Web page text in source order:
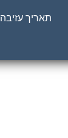
תאריך עזיבה